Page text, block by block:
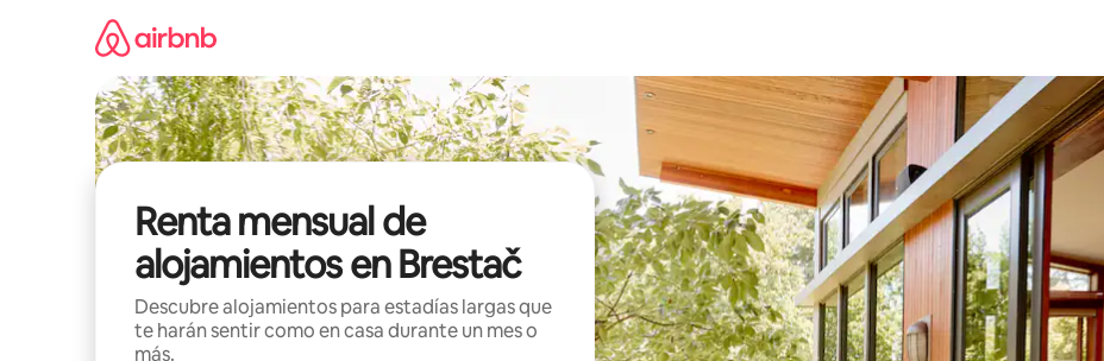
Renta mensual de
alojamientos en Brestač
Descubre alojamientos para estadías largas que
te harán sentir como en casa durante un mes o
más.